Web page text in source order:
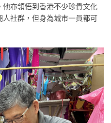
亦領悟到香港不少珍貴文化
社群，但身為城市一員都可